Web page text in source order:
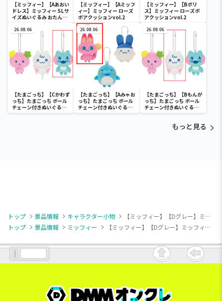
【ミッフィー】【Aあおい
ドレス】ミッフィー SLサ
イズぬいぐるみ おたんじ
【ミッフィー】【Aミッフ
ィー】ミッフィー ローズ
ボアクッションvol.2
【ミッフィー】【Bボリ
ス】ミッフィー ローズボ
アクッションvol.2
26.08.06
【たまごっち】【Cかわず
っち】たまごっち ボール
チェーン付きぬいぐるみ
～Tamagotchi
26.08.06
【たまごっち】【Aみゃお
っち】たまごっち ボール
チェーン付きぬいぐるみ
～Tamagotchi
26.08.06
【たまごっち】【Bもんが
っち】たまごっち ボール
チェーン付きぬいぐるみ
～Tamagotchi
もっと見る
トップ 景品情報 キャラクター小物
【ミッフィー】【Dグレー】ミッフィー ぬいぐるみマスコット おばけといっしょ
トップ
景品情報 ミッフィー 【ミッフィー】【Dグレー】ミッフィー ぬいぐるみマスコット おばけといっしょ